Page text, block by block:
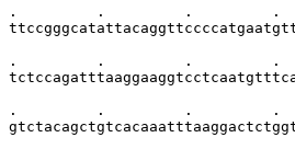
.         .         .         .
.         .         .         .
.         .         .         .